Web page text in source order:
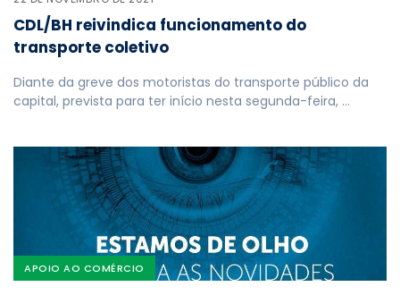
CDL/BH reivindica funcionamento do
transporte coletivo
Diante da greve dos motoristas do transporte público da
capital, prevista para ter início nesta segunda-feira, …
APOIO AO COMÉRCIO